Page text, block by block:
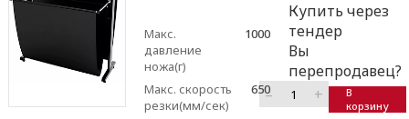
Макс.
давление
ножа(г)
1000
Макс. скорость
резки(мм/сек)
650
Купить через
тендер
Вы
перепродавец?
–
+
В
корзину